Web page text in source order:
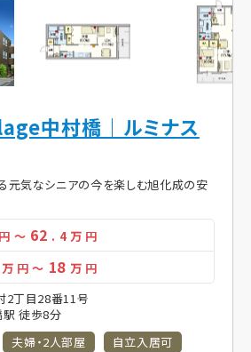
中村橋｜ルミナス
元気なシニアの今を楽しむ旭化成の安
～ 62 . 4万 円
万 円～ 18万 円
2丁目28番11号
徒歩8分
夫婦・2人部屋
自立入居可